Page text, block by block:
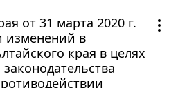
от 31 марта 2020 г.
изменений в
края в целях